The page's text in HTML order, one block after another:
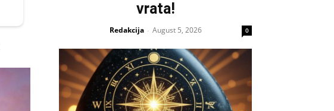
vrata!
Redakcija - August 5, 2026 0